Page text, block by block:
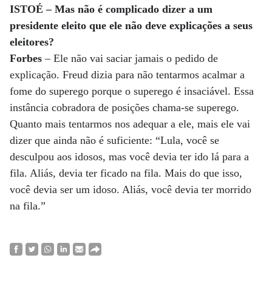
ISTOÉ – Mas não é complicado dizer a um
presidente eleito que ele não deve explicações a seus
eleitores?
Forbes – Ele não vai saciar jamais o pedido de
explicação. Freud dizia para não tentarmos acalmar a
fome do superego porque o superego é insaciável. Essa
instância cobradora de posições chama-se superego.
Quanto mais tentarmos nos adequar a ele, mais ele vai
dizer que ainda não é suficiente: “Lula, você se
desculpou aos idosos, mas você devia ter ido lá para a
fila. Aliás, devia ter ficado na fila. Mais do que isso,
você devia ser um idoso. Aliás, você devia ter morrido
na fila.”